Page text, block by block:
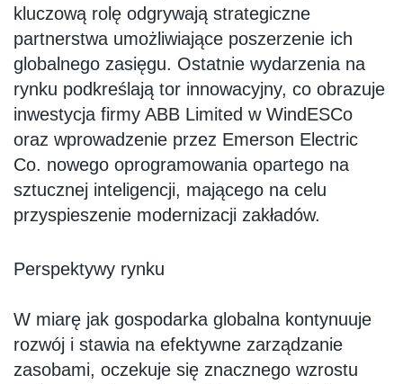
kluczową rolę odgrywają strategiczne
partnerstwa umożliwiające poszerzenie ich
globalnego zasięgu. Ostatnie wydarzenia na
rynku podkreślają tor innowacyjny, co obrazuje
inwestycja firmy ABB Limited w WindESCo
oraz wprowadzenie przez Emerson Electric
Co. nowego oprogramowania opartego na
sztucznej inteligencji, mającego na celu
przyspieszenie modernizacji zakładów.
Perspektywy rynku
W miarę jak gospodarka globalna kontynuuje
rozwój i stawia na efektywne zarządzanie
zasobami, oczekuje się znacznego wzrostu